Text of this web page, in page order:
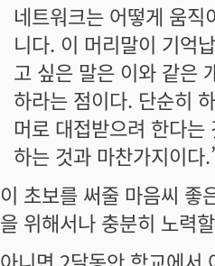
네트워크는 어떻게 움
니다. 이 머리말이 기억
고 싶은 말은 이와 같은
하라는 점이다. 단순히
머로 대접받으려 한다
하는 것과 마찬가지이다
이 초보를 써줄 마음씨 좋
을 위해서나 충분히 노력